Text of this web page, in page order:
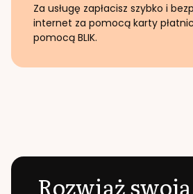
Za usługę zapłacisz szybko i
internet za pomocą karty
pomocą BLIK.
Rozwiąż